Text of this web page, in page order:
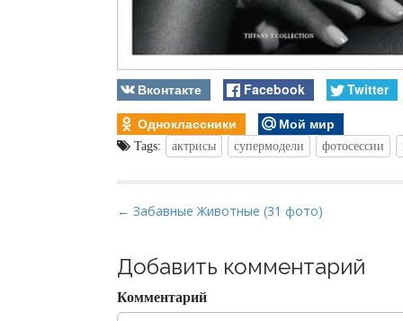
Вконтакте Facebook
Twitter
Одноклассники
Мой мир
Tags: актрисы супермодели фотосессии
P
s
t
n
← Забавные Животные (31 фото)
Добавить комментарий
Комментарий